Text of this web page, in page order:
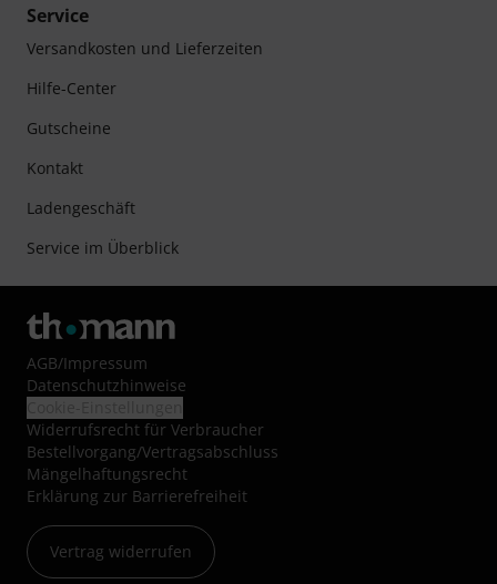
Service
Versandkosten und Lieferzeiten
Hilfe-Center
Gutscheine
Kontakt
Ladengeschäft
Service im Überblick
AGB/Impressum
Datenschutzhinweise
Widerrufsrecht für Verbraucher
Bestellvorgang/Vertragsabschluss
Mängelhaftungsrecht
Erklärung zur Barrierefreiheit
Vertrag widerrufen